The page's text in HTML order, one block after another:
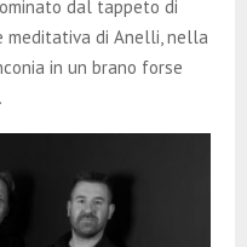
dal tappeto di
meditativa di Anelli, nella
in un brano forse